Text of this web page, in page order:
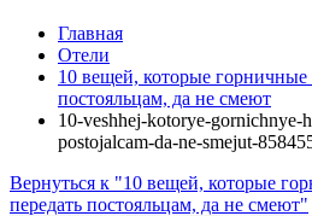
Главная
Отели
10 вещей, которые горничные
постояльцам, да не смеют
10-veshhej-kotorye-gornichnye-
postojalcam-da-ne-smejut-
Вернуться к "10 вещей, которые
передать постояльцам, да не смеют"